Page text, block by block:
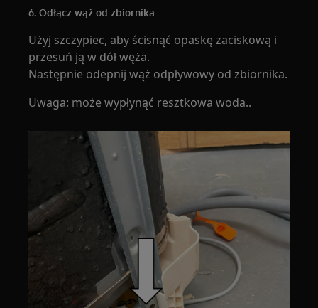
6. Odłącz wąż od zbiornika
Użyj szczypiec, aby ścisnąć opaskę zaciskową i
przesuń ją w dół węża.
Następnie odepnij wąż odpływowy od zbiornika.
Uwaga: może wypłynąć resztkowa woda..